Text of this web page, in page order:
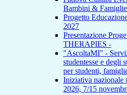
Bambini & Famiglie
Progetto
2027
Presentazione
THERAPIES -
"AscoltaMI" -
studentesse e degli
per studenti,
Iniziativa nazionale
2026, 7/15